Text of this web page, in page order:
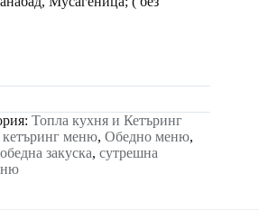
Топла кухня и Кетъринг
кетъринг меню, Обедно меню,
закуска, сутрешна